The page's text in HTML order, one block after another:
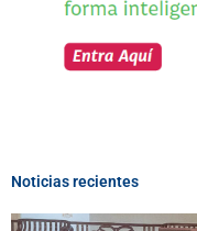
Noticias recientes